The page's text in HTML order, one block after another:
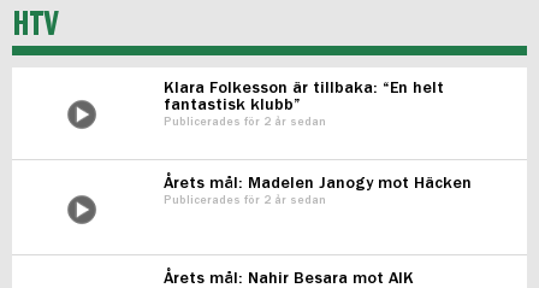
HTV
Klara Folkesson är tillbaka: “En helt
fantastisk klubb”
Publicerades för 2 år sedan
Årets mål: Madelen Janogy mot Häcken
Publicerades för 2 år sedan
Årets mål: Nahir Besara mot AIK